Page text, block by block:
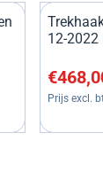
12-
Prijs:
Prijs excl.